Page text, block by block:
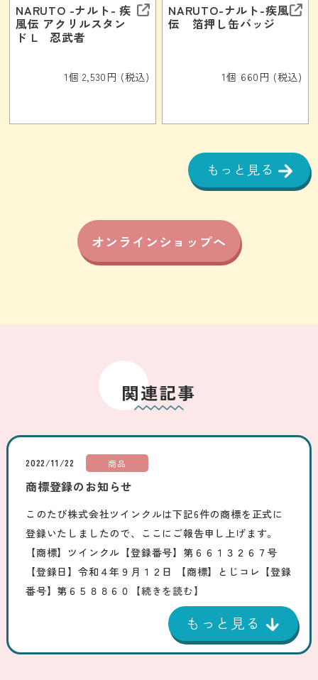
NARUTO -ナルト- 疾
風伝 アクリルスタン
ド L 忍武者
1個 2,530円 (税込)
NARUTO-ナルト-疾風
伝 箔押し缶バッジ
1個 660円 (税込)
もっと見る
オンラインショップへ
関連記事
2022/11/22 商品
商標登録のお知らせ
このたび株式会社ツインクルは下記6件の商標を正式に
登録いたしましたので、ここにご報告申し上げます。
【商標】ツインクル【登録番号】第６６１３２６７号
【登録日】令和４年９月１２日 【商標】とじコレ【登録
番号】第６５８８６０
【続きを読む】